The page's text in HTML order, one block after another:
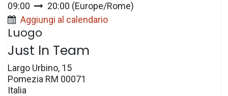
09:00 20:00 (Europe/Rome)
Aggiungi al calendario
Luogo
Just In Team
Largo Urbino, 15
Pomezia RM 00071
Italia